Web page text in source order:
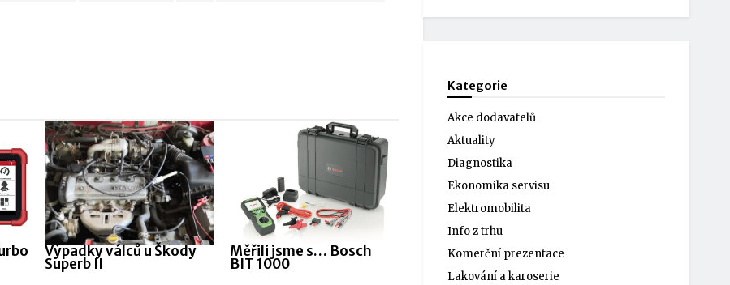
Výpadky válců u Škody
Superb II
Měřili jsme s… Bosch
BIT 1000
Kategorie
Akce dodavatelů
Aktuality
Diagnostika
Ekonomika servisu
Elektromobilita
Info z trhu
Komerční prezentace
Lakování a karoserie